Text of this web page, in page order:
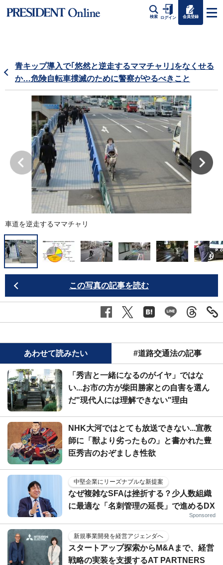
検索 ログイン 会員登録
青キップ導入で｢悠然と逆走するママチャリ｣をなくせる
か…危険自転車撲滅のために警察がやるべきこと
車道を逆走するママチャリ
この写真の記事を読む
あわせて読みたい #道路交通法の記事
「秀吉と一緒になるのがイヤ」ではな
い...お市の方が柴田勝家との自害を選ん
だ"現代人には理解できない"理由
NHK大河ではとても放送できない...宣教
師に「獣より劣ったもの」と書かれた豊
臣秀吉のおぞましき性欲
中堅企業にリーズナブルな新提案
なぜ複雑なSFAは挫折する？少人数組織
に最適な「名刺管理の延長」で進めるDX
Sponsored
新規事業開発を経営アジェンダへ
スタートアップ探索からM&Aまで、経営
戦略の実装を支援するAT PARTNERS